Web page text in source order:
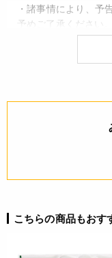
・諸事情により、予
予めご了承ください。
・当サイトに掲載さ
ても必ずしも在庫を
詳細
こちらの商品もおす